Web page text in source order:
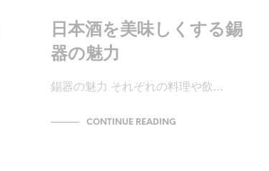
日本酒を美味しくする錫
器の魅力
錫器の魅力 それぞれの料理や飲…
CONTINUE READING